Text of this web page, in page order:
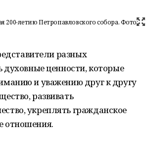
200-летию Петропавловского собора. Фото:
разных
духовные ценности, которые
и уважению друг к другу
развивать
укреплять гражданское
отношения.